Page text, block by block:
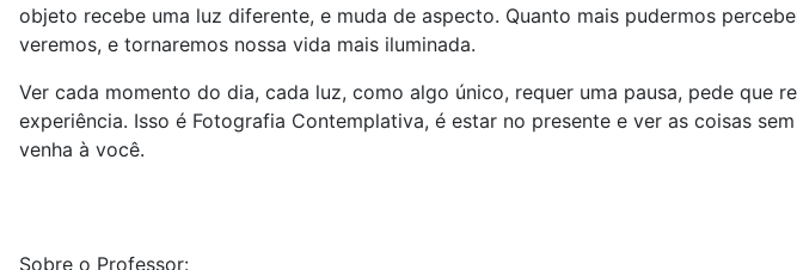
objeto recebe uma luz diferente, e muda de aspecto. Quanto mais pudermos
veremos, e tornaremos nossa vida mais iluminada.
Ver cada momento do dia, cada luz, como algo único, requer uma pausa, pede que
experiência. Isso é Fotografia Contemplativa, é estar no presente e ver as coisas
venha à você.
Sobre o Professor: